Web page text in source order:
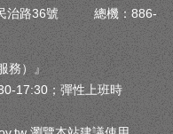
民治路36號 總機：886-
務）』
17:30；彈性上班時